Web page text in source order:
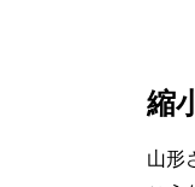
縮
山形